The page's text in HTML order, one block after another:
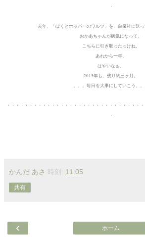
・
去年、「ぼくとホッパーのワルツ」を、白泉社に送っ
おかあちゃんが病気になって、
こちらに引き取ったっけね。
あれから一年。
はやいなぁ。
2015年も、残り約三ヶ月。
。。。毎日を大事にしていこう。。
・・・・・・・・・・・・・・・・・・・・・・・・・・・・・・
・
かんだ あさ 時刻: 11:05
共有
‹ ホーム